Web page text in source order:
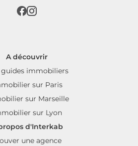
A découvrir
guides immobiliers
sur Paris
sur Marseille
sur Lyon
d'Interkab
une agence